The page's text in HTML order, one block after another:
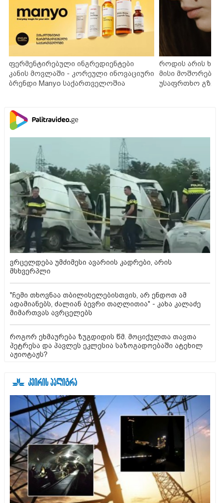
ფერმენტირებული ინგრედიენტები
კანის მოვლაში - კორეული ინოვაციური
ბრენდი Manyo საქართველოშია
როდის არის
მისი
უსაფრთხო
ვრცელდება უმძიმესი ავარიის კადრები, არის
მსხვერპლი
"ჩემი თხოვნაა თბილისელებისთვის, არ ენდოთ ამ
ადამიანებს, ძალიან ბევრი თაღლითია" - კახა კალაძე
მიმართვას ავრცელებს
როგორ ეხმაურება ზუგდიდის წმ. მოციქულთა თავთა
პეტრესა და პავლეს ეკლესია საზოგადოებაში ატეხილ
აჟიოტაჟს?